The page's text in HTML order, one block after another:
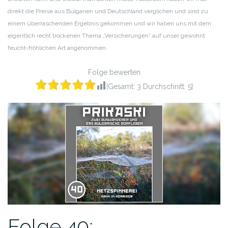
direkt die Preise aus Bulgarien und Deutschland verglichen und sind zu
einem überraschenden Ergebnis gekommen und wir haben uns mit dem
eigentlich recht trockenen Thema „Versicherungen“ auf unser gewohnt
feucht-fröhlichen Art angenommen.
Folge bewerten
[Gesamt: 3 Durchschnitt: 5]